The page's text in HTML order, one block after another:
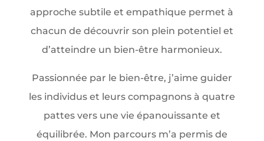
approche subtile et empathique permet à
chacun de découvrir son plein potentiel et
d’atteindre un bien-être harmonieux.
Passionnée par le bien-être, j’aime guider
les individus et leurs compagnons à quatre
pattes vers une vie épanouissante et
équilibrée. Mon parcours m’a permis de